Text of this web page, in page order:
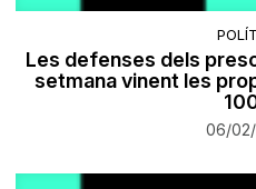
Les defenses dels
setmana vinent les
06/